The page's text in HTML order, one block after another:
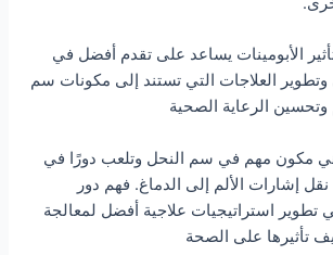
الأبومينات يساعد على تقدم أفضل في
العلاجات التي تستند إلى مكونات سم
وتحسين الرعاية الصحية
هي مكون مهم في سم النحل وتلعب دورًا في
إشارات الألم إلى الدماغ. فهم دور
تطوير استراتيجيات علاجية أفضل لمعالجة
تأثيرها على الصحة